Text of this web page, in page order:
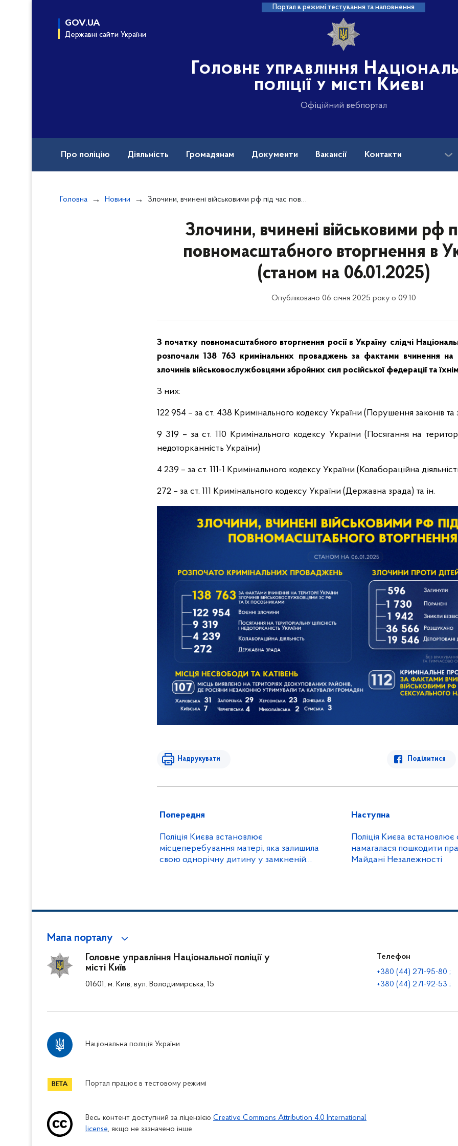
Портал в режимі тестування та наповнення
GOV.UA
Державні сайти України
Головне управління
поліції у місті Києві
Офіційний вебпортал
Про поліцію Діяльність Громадянам Документи Вакансії Контакти
Головна Новини Злочини, вчинені військовими рф під час повномасштабного вторгнення в Україну (станом на 06.01.2025)
Злочини, вчинені військовими рф
повномасштабного вторгнення в
(станом на 06.01.2025)
Опубліковано 06 січня 2025 року о 09:10
З початку повномасштабного вторгнення росії в Україну слідчі
розпочали 138 763кримінальних проваджень за фактами вчинення на
злочинів військовослужбовцями збройних сил російської федерації та
З них:
122 954 – за ст. 438 Кримінального кодексу України (Порушення законів та
9 319 – за ст. 110 Кримінального кодексу України (Посягання на
недоторканність України)
4 239 – за ст. 111-1 Кримінального кодексу України (Колабораційна
272 – за ст. 111 Кримінального кодексу України (Державна зрада) та ін.
Надрукувати Поділитися
Попередня
Поліція Києва встановлює
місцеперебування матері, яка залишила
свою однорічну дитину у замкненій
Наступна
Поліція Києва встановлює
намагалася пошкодити
Майдані Незалежності
Мапа порталу
Головне управління Національної поліції у
місті Київ
01601, м. Київ, вул. Володимирська, 15
Телефон
+380 (44) 271-95-80 ;
+380 (44) 271-92-53 ;
Національна поліція України
Портал працює в тестовому режимі
Весь контент доступний за ліцензією Creative Commons Attribution 4.0 International
license, якщо не зазначено інше